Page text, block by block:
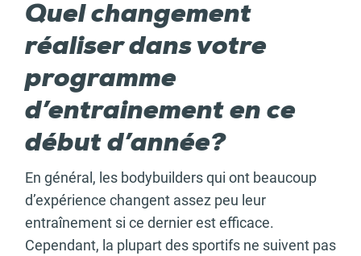
Quel changement
réaliser dans votre
programme
d’entrainement en ce
début d’année?
En général, les bodybuilders qui ont beaucoup
d’expérience changent assez peu leur
entraînement si ce dernier est efficace.
Cependant, la plupart des sportifs ne suivent pas